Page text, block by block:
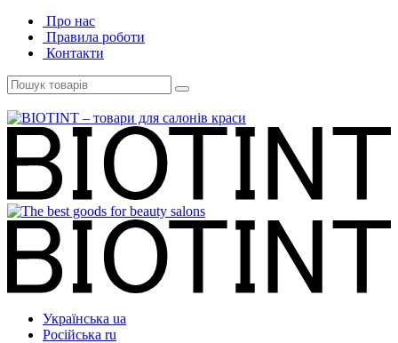
Про нас
Правила роботи
Контакти
Українська ua
Російська ru